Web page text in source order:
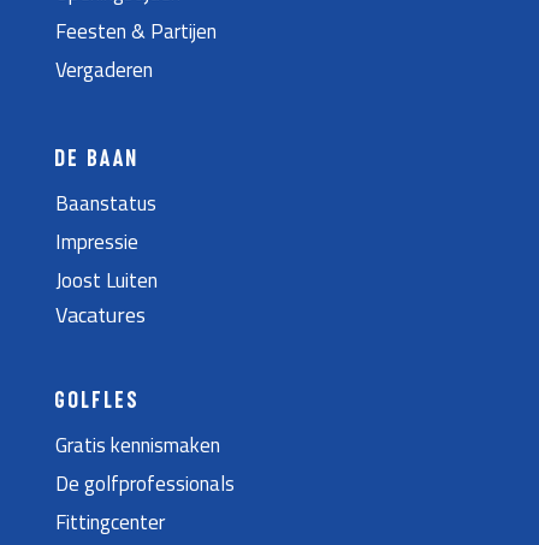
Feesten & Partijen
Vergaderen
DE BAAN
Baanstatus
Impressie
Joost Luiten
Vacatures
GOLFLES
Gratis kennismaken
De golfprofessionals
Fittingcenter